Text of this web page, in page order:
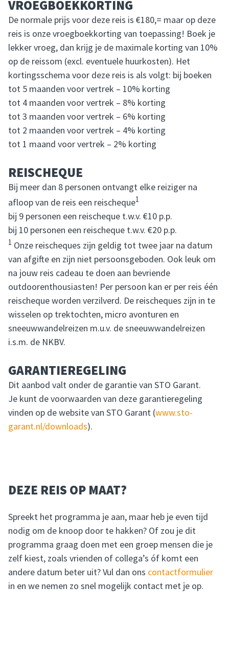
VROEGBOEKKORTING
De normale prijs voor deze reis is €180,= maar op deze
reis is onze vroegboekkorting van toepassing! Boek je
lekker vroeg, dan krijg je de maximale korting van 10%
op de reissom (excl. eventuele huurkosten). Het
kortingsschema voor deze reis is als volgt: bij boeken
tot 5 maanden voor vertrek – 10% korting
tot 4 maanden voor vertrek – 8% korting
tot 3 maanden voor vertrek – 6% korting
tot 2 maanden voor vertrek – 4% korting
tot 1 maand voor vertrek – 2% korting
REISCHEQUE
Bij meer dan 8 personen ontvangt elke reiziger na
afloop van de reis een reischeque1
bij 9 personen een reischeque t.w.v. €10 p.p.
bij 10 personen een reischeque t.w.v. €20 p.p.
1 Onze reischeques zijn geldig tot twee jaar na datum
van afgifte en zijn niet persoonsgeboden. Ook leuk om
na jouw reis cadeau te doen aan bevriende
outdoorenthousiasten! Per persoon kan er per reis één
reischeque worden verzilverd. De reischeques zijn in te
wisselen op trektochten, micro avonturen en
sneeuwwandelreizen m.u.v. de sneeuwwandelreizen
i.s.m. de NKBV.
GARANTIEREGELING
Dit aanbod valt onder de garantie van STO Garant.
Je kunt de voorwaarden van deze garantieregeling
vinden op de website van STO Garant (www.sto-
garant.nl/downloads).
DEZE REIS OP MAAT?
Spreekt het programma je aan, maar heb je even tijd
nodig om de knoop door te hakken? Of zou je dit
programma graag doen met een groep mensen die je
zelf kiest, zoals vrienden of collega’s óf komt een
andere datum beter uit? Vul dan ons contactformulier
in en we nemen zo snel mogelijk contact met je op.